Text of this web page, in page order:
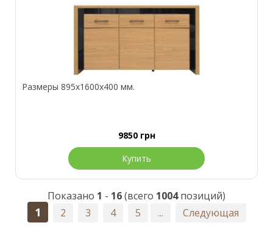
Размеры 895х1600х400 мм.
9850 грн
Купить
Показано 1 - 16(всего 1004позиций)
1 2 3 4 5 ... Следующая